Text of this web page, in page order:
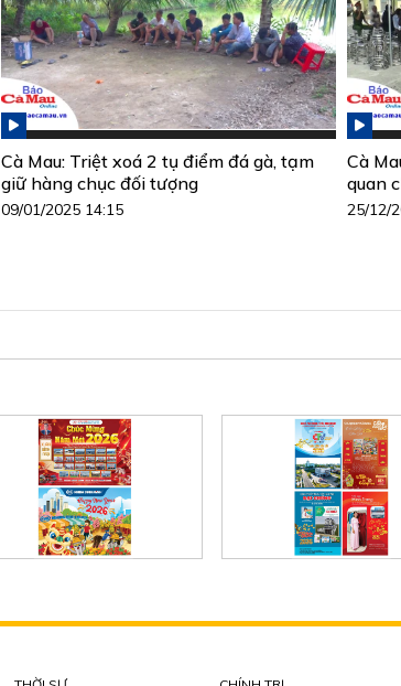
Cà Mau: Triệt xoá 2 tụ điểm đá gà, tạm
giữ hàng chục đối tượng
09/01/2025 14:15
Cà
quan
25/12/